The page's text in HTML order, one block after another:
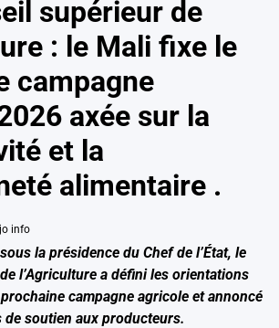
supérieur de
: le Mali fixe le
campagne
axée sur la
et la
alimentaire .
info
la présidence du Chef de l’État, le
l’Agriculture a défini les orientations
campagne agricole et annoncé
soutien aux producteurs.